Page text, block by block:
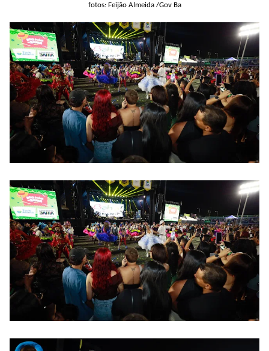
fotos: Feijão Almeida /Gov Ba